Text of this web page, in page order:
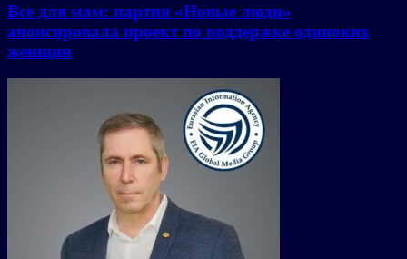
Все для мам: партия «Новые люди»
анонсировала проект по поддержке одиноких
женщин